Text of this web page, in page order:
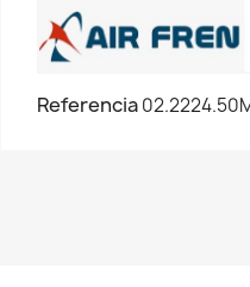
Referencia